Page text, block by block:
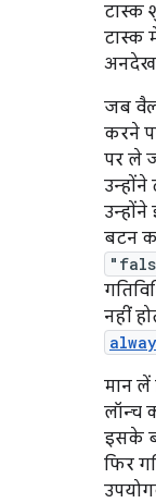
टास्क
टास्क
जब
करने
पर ले
बटन
नहीं
मान लें
लॉन्च
इसके
फिर